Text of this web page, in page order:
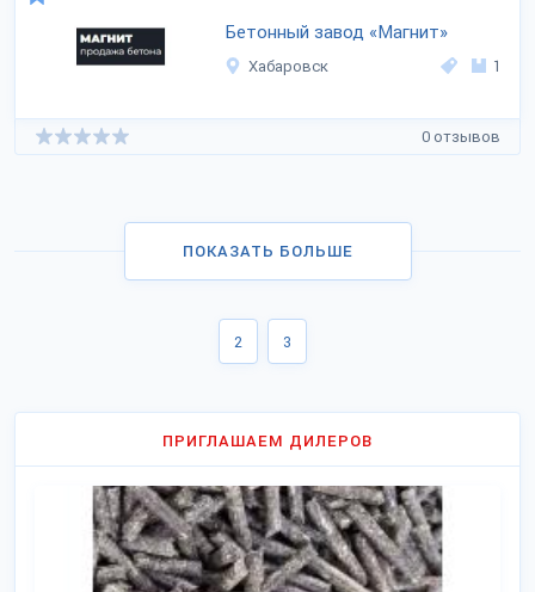
Бетонный завод «Магнит»
Хабаровск 1
0 отзывов
ПОКАЗАТЬ БОЛЬШЕ
2 3
ПРИГЛАШАЕМ ДИЛЕРОВ